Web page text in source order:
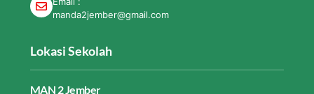
manda2jember@gmail.com
Lokasi Sekolah
MAN 2 Jember